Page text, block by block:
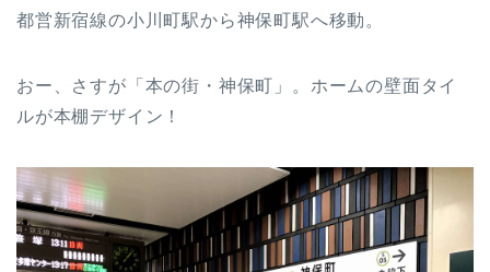
都営新宿線の小川町駅から神保町駅へ移動。
おー、さすが「本の街・神保町」。ホームの壁面タイ
ルが本棚デザイン！